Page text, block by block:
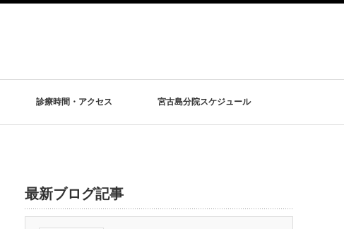
診療時間・アクセス 宮古島分院スケジュール
最新ブログ記事